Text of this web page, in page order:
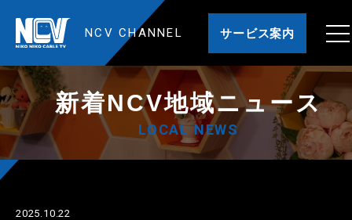
NCV CHANNEL サービス案内
新着NCV地域ニュース
LOCAL NEWS
2025.10.22